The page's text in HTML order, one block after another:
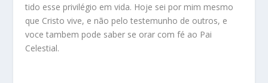
tido esse privilégio em vida. Hoje sei por mim mesmo
que Cristo vive, e não pelo testemunho de outros, e
voce tambem pode saber se orar com fé ao Pai
Celestial.